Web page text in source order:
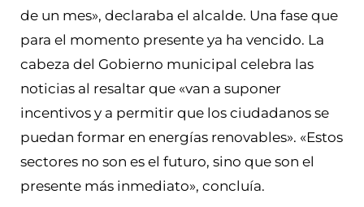
de un mes», declaraba el alcalde. Una fase que
para el momento presente ya ha vencido. La
cabeza del Gobierno municipal celebra las
noticias al resaltar que «van a suponer
incentivos y a permitir que los ciudadanos se
puedan formar en energías renovables». «Estos
sectores no son es el futuro, sino que son el
presente más inmediato», concluía.